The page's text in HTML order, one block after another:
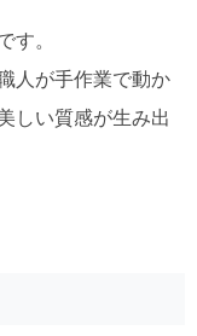
す。
人が手作業で動か
しい質感が生み出